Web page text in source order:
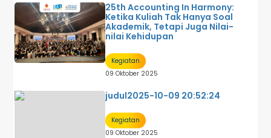
25th Accounting In Harmony:
Ketika Kuliah Tak Hanya Soal
Akademik, Tetapi Juga Nilai-
nilai Kehidupan
Kegiatan
09 Oktober 2025
judul2025-10-09 20:52:24
Kegiatan
09 Oktober 2025